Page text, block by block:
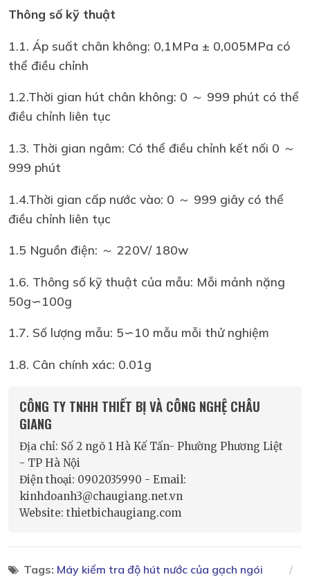
Thông số kỹ thuật
1.1. Áp suất chân không: 0,1MPa ± 0,005MPa có
thể điều chỉnh
1.2.Thời gian hút chân không: 0 ～ 999 phút có thể
điều chỉnh liên tục
1.3. Thời gian ngâm: Có thể điều chỉnh kết nối 0 ～
999 phút
1.4.Thời gian cấp nước vào: 0 ～ 999 giây có thể
điều chỉnh liên tục
1.5 Nguồn điện: ～ 220V/ 180w
1.6. Thông số kỹ thuật của mẫu: Mỗi mảnh nặng
50g∽100g
1.7. Số lượng mẫu: 5∽10 mẫu mỗi thử nghiệm
1.8. Cân chính xác: 0.01g
CÔNG TY TNHH THIẾT BỊ VÀ CÔNG NGHỆ CHÂU
GIANG
Địa chỉ: Số 2 ngõ 1 Hà Kế Tấn- Phường Phương Liệt
- TP Hà Nội
Điện thoại: 0902035990 - Email:
kinhdoanh3@chaugiang.net.vn
Website: thietbichaugiang.com
Tags: Máy kiểm tra độ hút nước của gạch ngói